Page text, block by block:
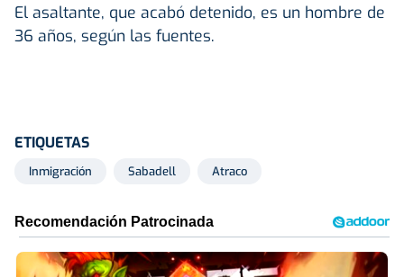
El asaltante, que acabó detenido, es un hombre de
36 años, según las fuentes.
ETIQUETAS
Inmigración Sabadell Atraco